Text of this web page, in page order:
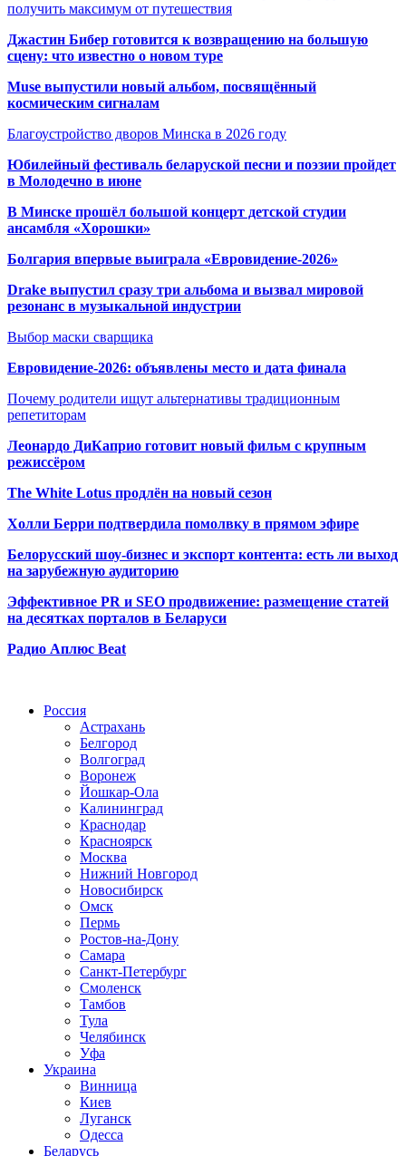
получить максимум от путешествия
Джастин Бибер готовится к возвращению на большую
сцену: что известно о новом туре
Muse выпустили новый альбом, посвящённый
космическим сигналам
Благоустройство дворов Минска в 2026 году
Юбилейный фестиваль беларуской песни и поэзии пройдет
в Молодечно в июне
В Минске прошёл большой концерт детской студии
ансамбля «Хорошки»
Болгария впервые выиграла «Евровидение-2026»
Drake выпустил сразу три альбома и вызвал мировой
резонанс в музыкальной индустрии
Выбор маски сварщика
Евровидение-2026: объявлены место и дата финала
Почему родители ищут альтернативы традиционным
репетиторам
Леонардо ДиКаприо готовит новый фильм с крупным
режиссёром
The White Lotus продлён на новый сезон
Холли Берри подтвердила помолвку в прямом эфире
Белорусский шоу-бизнес и экспорт контента: есть ли выход
на зарубежную аудиторию
Эффективное PR и SEO продвижение: размещение статей
на десятках порталов в Беларуси
Радио Аплюс Beat
Россия
Астрахань
Белгород
Волгоград
Воронеж
Йошкар-Ола
Калининград
Краснодар
Красноярск
Москва
Нижний Новгород
Новосибирск
Омск
Пермь
Ростов-на-Дону
Самара
Санкт-Петербург
Смоленск
Тамбов
Тула
Челябинск
Уфа
Украина
Винница
Киев
Луганск
Одесса
Беларусь